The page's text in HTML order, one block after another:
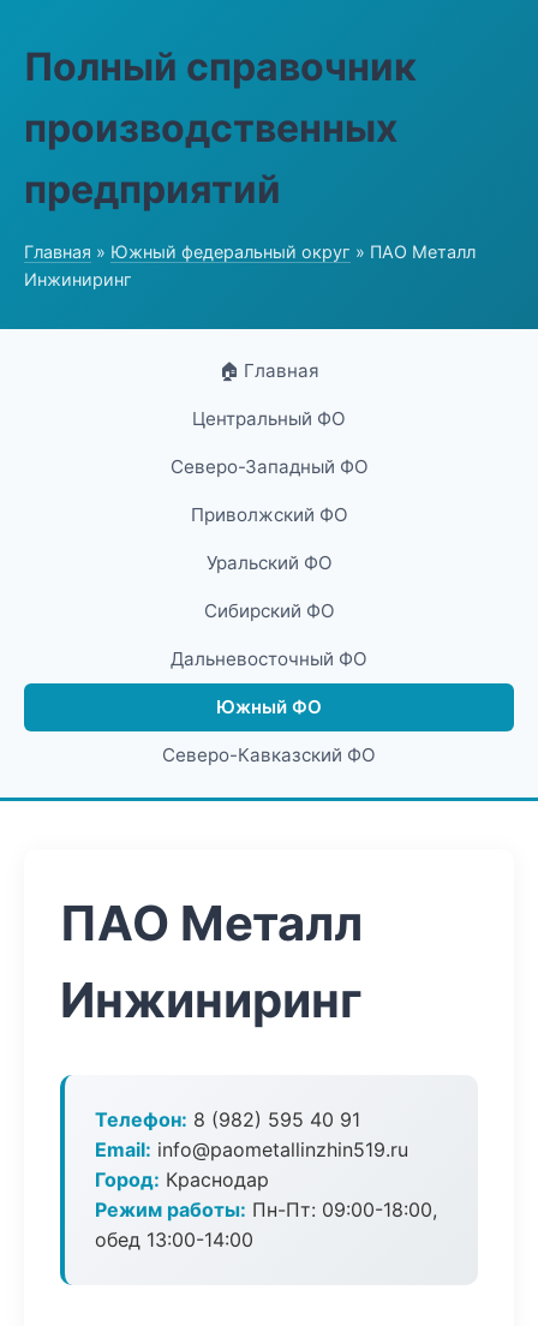
Полный справочник
производственных
предприятий
Главная » Южный федеральный округ » ПАО Металл
Инжиниринг
🏠 Главная
Центральный ФО
Северо-Западный ФО
Приволжский ФО
Уральский ФО
Сибирский ФО
Дальневосточный ФО
Южный ФО
Северо-Кавказский ФО
ПАО Металл
Инжиниринг
Телефон: 8 (982) 595 40 91
Email: info@paometallinzhin519.ru
Город: Краснодар
Режим работы: Пн-Пт: 09:00-18:00,
обед 13:00-14:00